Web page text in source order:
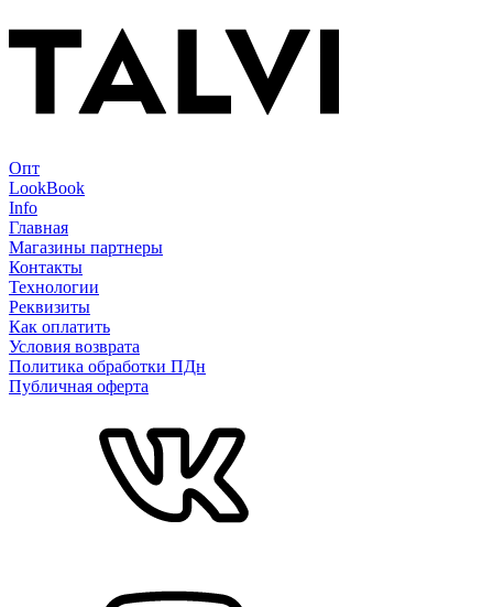
Опт
LookBook
Info
Главная
Магазины партнеры
Контакты
Технологии
Реквизиты
Как оплатить
Условия возврата
Политика обработки ПДн
Публичная оферта